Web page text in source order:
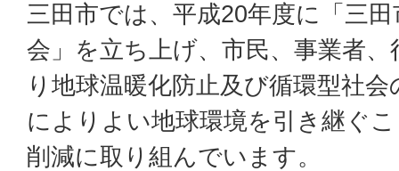
三田市では、平成20年度に「三
会」を立ち上げ、市民、事業者
り地球温暖化防止及び循環型社
によりよい地球環境を引き継ぐ
削減に取り組んでいます。